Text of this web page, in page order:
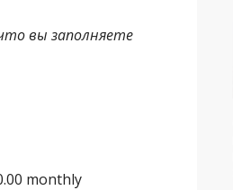
вы заполняете
monthly